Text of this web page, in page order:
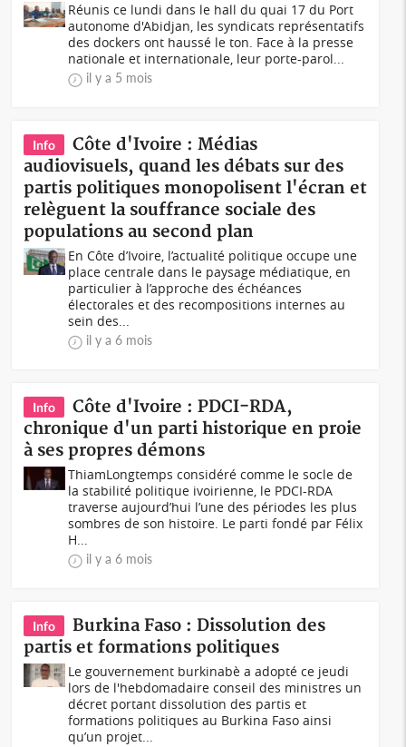
Réunis ce lundi dans le hall du quai 17 du Port
autonome d'Abidjan, les syndicats représentatifs
des dockers ont haussé le ton. Face à la presse
nationale et internationale, leur porte-parol...
il y a 5 mois
Info
Côte d'Ivoire : Médias
audiovisuels, quand les débats sur des
partis politiques monopolisent l'écran et
relèguent la souffrance sociale des
populations au second plan
En Côte d’Ivoire, l’actualité politique occupe une
place centrale dans le paysage médiatique, en
particulier à l’approche des échéances
électorales et des recompositions internes au
sein des...
il y a 6 mois
Info
Côte d'Ivoire : PDCI-RDA,
chronique d'un parti historique en proie
à ses propres démons
ThiamLongtemps considéré comme le socle de
la stabilité politique ivoirienne, le PDCI-RDA
traverse aujourd’hui l’une des périodes les plus
sombres de son histoire. Le parti fondé par Félix
H...
il y a 6 mois
Info
Burkina Faso : Dissolution des
partis et formations politiques
Le gouvernement burkinabè a adopté ce jeudi
lors de l'hebdomadaire conseil des ministres un
décret portant dissolution des partis et
formations politiques au Burkina Faso ainsi
qu’un projet...